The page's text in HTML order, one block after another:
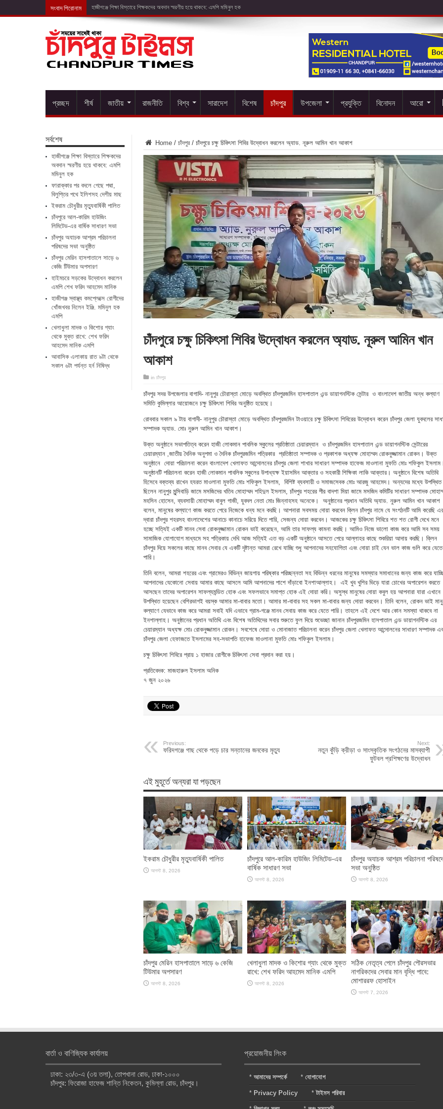
সংবাদ শিরোনাম ফারাক্কার প
প্রচ্ছদ শীর্ষ জাতীয় রাজনীতি বিশ্ব সারাদেশ বিশেষ চাঁদপুর উপজেলা প্রযুক্তি বিনোদন আরো
Home / চাঁদপুর / চাঁদপুরে চক্ষু চিকিৎসা শিবির উদ্বোধন করলেন অ্যাড. নূরুল আমিন খান আকাশ
চাঁদপুরে চক্ষু চিকিৎসা শিবির উদ্বোধন করলেন অ্যাড. নূরুল আমিন খান
আকাশ
in চাঁদপুর
চাঁদপুর সদর উপজেলার বাগাদি- নানুপুর চৌরাস্তা মোড়ে অবস্থিত চাঁদপুরজমিন হাসপাতাল এন্ড ডায়াগনস্টিক সেন্টার ও বাংলাদেশ জাতীয় অন্ধ কল্যাণ
সমিতি কুমিল্লার আয়োজনে চক্ষু চিকিৎসা শিবির অনুষ্ঠিত হয়েছে।
রোববার সকাল ৯ টায় বাগাদী- নানুপুর চৌরাস্তা মোড়ে অবস্থিত চাঁদপুরজমিন টাওয়ারে চক্ষু চিকিৎসা শিবিরের উদ্বোধন করেন চাঁদপুর জেলা যুবদলের
সম্পাদক অ্যাড. মোঃ নুরুল আমিন খান আকাশ।
উক্ত অনুষ্ঠানে সভাপতিত্ব করেন হাজী লোকমান পাবলিক স্কুলের প্রতিষ্ঠাতা চেয়ারম্যান ও চাঁদপুরজমিন হাসপাতাল এন্ড ডায়াগনস্টিক সেন্টারের
চেয়ারম্যান ,জাতীয় দৈনিক অনুপমা ও দৈনিক চাঁদপুরজমিন পত্রিকার প্রতিষ্ঠাতা সম্পাদক ও প্রকাশক অধ্যক্ষ মোহাম্মদ রোকনুজ্জামান রোকন। উক্ত
অনুষ্ঠানে দোয়া পরিচালনা করেন বাংলাদেশ খেলাফত আন্দোলনের চাঁদপুর জেলা শাখার সাধারণ সম্পাদক হাফেজ মাওলানা মুফতি মোঃ শফিকুল
অনুষ্ঠানটি পরিচালনা করেন হাজী লোকমান পাবলিক স্কুলের উপাধ্যক্ষ ইয়াসমিন আক্তার ও সহকারী শিক্ষিকা লাকি আক্তার। অনুষ্ঠানে বিশেষ অতিথি
হিসেবে বক্তব্য রাখেন হযরত মাওলানা মুফতি মোঃ শফিকুল ইসলাম, বিশিষ্ট ব্যবসায়ী ও সমাজসেবক মোঃ আরজু আহমেদ। অন্যদের মধ্যে উপস্থিত
ছিলেন নানুপুর মুন্সিবাড়ি জামে মসজিদের খতিব মোহাম্মদ শহিদুল ইসলাম, চাঁদপুর শহরের পীর বাদশা মিয়া জামে মসজিদ কমিটির সাধারণ সম্পাদক
মহসিন হোসেন, ব্যবসায়ী মোহাম্মদ বাবুল গাজী, যুবদল নেতা মোঃ জিন্নাহসহ অনেকে। অনুষ্ঠানের প্রধান অতিথি অ্যাড. নুরুল আমিন খান আকাশ
বলেন, মানুষের কল্যাণে কাজ করতে পেরে নিজেকে ধন্য মনে করছি। আপনারা সবসময় দোয়া করবেন ক্লিন চাঁদপুর নামে যে সংগঠনটি আমি করেছি এর
দ্বারা চাঁদপুর শহরসহ বাংলাদেশের আনাচে কানাচে সরিয়ে দিতে পারি, সেজন্য দোয়া করবেন। আজকের চক্ষু চিকিৎসা শিবিরে শত শত রোগী দেখে মনে
হচ্ছে সত্যিই একটি মানব সেবা রোকনুজ্জামান রোকন ভাই করেছেন, আমি তার সাফল্য কামনা করছি। আমিও নিজে ভালো কাজ করে আমি সব সময়
সামাজিক যোগাযোগ মাধ্যমে সহ পত্রিকায় দেখি আজ সত্যিই এত বড় একটি অনুষ্ঠানে আসতে পেরে আল্লাহর কাছে শুকরিয়া আদায় করছি। ক্লিন
চাঁদপুর দিয়ে সকলের কাছে মানব সেবার যে একটি দৃষ্টান্ত আমরা রেখে যাচ্ছি শুধু আপনাদের সহযোগিতা এবং দোয়া চাই যেন ভাল কাজ গুলি করে যেতে
পারি।
তিনি বলেন, আমরা শহরের এবং গ্রামেরও বিভিন্ন জায়গায় পরিষ্কার পরিচ্ছন্নতা সহ বিভিন্ন ধরনের মানুষের সমস্যার সমাধানের জন্য কাজ করে
আপনাদের যেকোনো সেবায় আমার কাছে আসলে আমি আপনাদের পাশে দাঁড়াবো ইনশাআল্লাহ। এই খুব খুশির ভিড়ে যারা চোখের অপারেশন করতে
আসছেন তাদের অপারেশন সাফল্যমন্ডিত হোক এবং সফলভাবে সমাপ্ত হোক এই দোয়া করি। অসুস্থ মানুষের দোয়া কবুল হয় আপনারা যারা এখানে
উপস্থিত হয়েছেন বেশিরভাগই বয়স্ক আমার মা-বাবার মতো। আমার মা-বাবার সহ সকল মা-বাবার জন্য দোয়া করবেন। তিনি বলেন, রোকন ভাই
কল্যাণে যেভাবে কাজ করে আমরা সবাই যদি এভাবে গ্রাম-গঞ্জে মানব সেবায় কাজ করে যেতে পারি। তাহলে এই দেশে আর কোন সমস্যা থাকবে না
ইনশাল্লাহ। অনুষ্ঠানের প্রধান অতিথি এবং বিশেষ অতিথিদের সবার শুরুতে ফুল দিয়ে শুভেচ্ছা জানান চাঁদপুরজমিন হাসপাতাল এন্ড ডায়াগনস্টিক এর
চেয়ারম্যান অধ্যক্ষ মোঃ রোকনুজ্জামান রোকন। সবশেষে দোয়া ও মোনাজাত পরিচালনা করেন চাঁদপুর জেলা খেলাফত আন্দোলনের সাধারণ সম্পাদক
চাঁদপুর জেলা হেফাজতে ইসলামের সহ-সভাপতি হাফেজ মাওলানা মুফতি মোঃ শফিকুল ইসলাম।
চক্ষু চিকিৎসা শিবিরে প্রায় ১ হাজার রোগীকে চিকিৎসা সেবা প্রদান করা হয়।
প্রতিবেদক: মাজহারুল ইসলাম অনিক
৭ জুন ২০২৬
Previous:
ফরিদগঞ্জে গাছ থেকে পড়ে চার সন্তানের জনকের মৃত্যু
Next:
নতুন কুঁড়ি ক্রীড়া ও সাংস্কৃতিক সংগঠনের মাসব্যাপী
ফুটবল প্রশিক্ষণের উদ্বোধন
এই মুহূর্তে অন্যরা যা পড়ছেন
ইকরাম চৌধুরীর মৃত্যুবার্ষিকী পালিত
আগস্ট 8, 2026
চাঁদপুরে আল-কারিম হাউজিং লিমিটেড-এর
বার্ষিক সাধারণ সভা
আগস্ট 8, 2026
চাঁদপুর অযাচক আশ্রম পরিচালনা
সভা অনুষ্ঠিত
আগস্ট 8, 2026
চাঁদপুর মেরিন হাসপাতালে সাড়ে ৬ কেজি
টিউমার অপসারণ
আগস্ট 8, 2026
খেলাধুলা মাদক ও কিশোর গ্যাং থেকে মুক্ত
রাখে: শেখ ফরিদ আহমেদ মানিক এমপি
আগস্ট 8, 2026
সঠিক নেতৃত্ব পেলে চাঁদপুর পৌরসভার
নাগরিকদের সেবার মান বৃদ্ধি পাবে:
মোশাররফ হোসাইন
আগস্ট 7, 2026
সর্বশেষ
হাজীগঞ্জে শিক্ষা বিস্তারে শিক্ষকদের
অবদান স্মরণীয় হয়ে থাকবে: এমপি
মমিনুল হক
ফারাক্কার পর বদলে গেছে পদ্মা,
বিলুপ্তির পথে ইলিশসহ দেশীয় মাছ
ইকরাম চৌধুরীর মৃত্যুবার্ষিকী পালিত
চাঁদপুরে আল-কারিম হাউজিং
লিমিটেড-এর বার্ষিক সাধারণ সভা
চাঁদপুর অযাচক আশ্রম পরিচালনা
পরিষদের সভা অনুষ্ঠিত
চাঁদপুর মেরিন হাসপাতালে সাড়ে ৬
কেজি টিউমার অপসারণ
হাইমচরে সড়কের উদ্বোধন করলেন
এমপি শেখ ফরিদ আহমেদ মানিক
হাজীগঞ্জ স্বাস্থ্য কমপ্লেক্সে রোগীদের
খোঁজখবর নিলেন ইঞ্জি. মমিনুল হক
এমপি
খেলাধুলা মাদক ও কিশোর গ্যাং
থেকে মুক্ত রাখে: শেখ ফরিদ
আহমেদ মানিক এমপি
আবাসিক এলাকায় রাত ৯টা থেকে
সকাল ৬টা পর্যন্ত হর্ন নিষিদ্ধ
বার্তা ও বাণিজ্যিক কার্যালয়
ঢাকা: ২৩/৩-এ (৩য় তলা), তোপখানা রোড, ঢাকা-১০০০
চাঁদপুর: ফিরোজা হাফেজ শান্তি নিকেতন, কুমিল্লা রোড, চাঁদপুর।
প্রয়োজনীয় লিংক
*আমাদের সম্পর্কে *যোগাযোগ
* Privacy Policy *টাইমস পরিবার